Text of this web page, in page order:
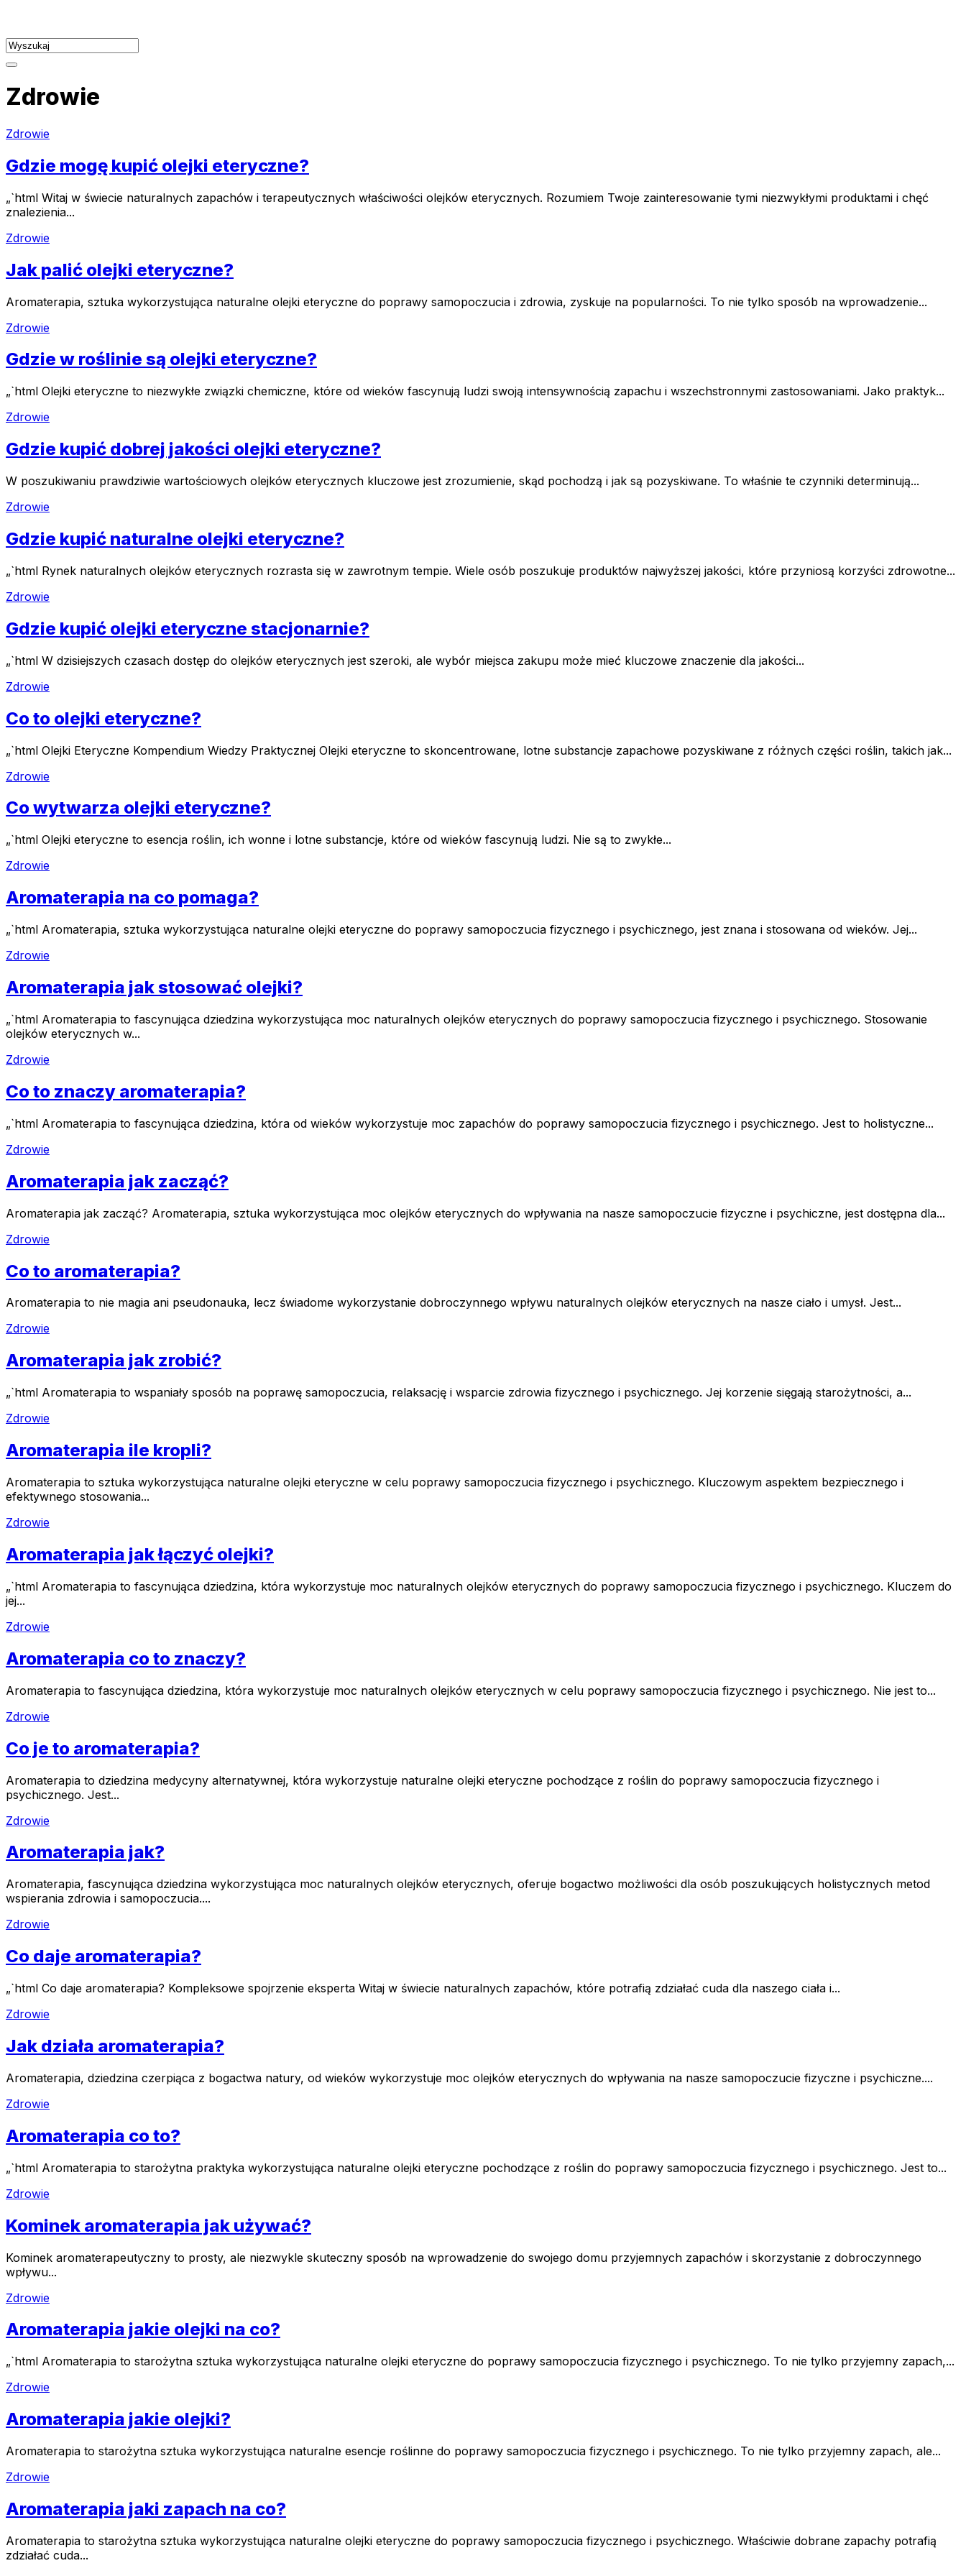
content
Zdrowie
Zdrowie
Gdzie mogę kupić olejki eteryczne?
„`html Witaj w świecie naturalnych zapachów i terapeutycznych właściwości olejków eterycznych. Rozumiem Twoje zainteresowanie tymi niezwykłymi produktami i chęć
znalezienia...
Zdrowie
Jak palić olejki eteryczne?
Aromaterapia, sztuka wykorzystująca naturalne olejki eteryczne do poprawy samopoczucia i zdrowia, zyskuje na popularności. To nie tylko sposób na wprowadzenie...
Zdrowie
Gdzie w roślinie są olejki eteryczne?
„`html Olejki eteryczne to niezwykłe związki chemiczne, które od wieków fascynują ludzi swoją intensywnością zapachu i wszechstronnymi zastosowaniami. Jako praktyk...
Zdrowie
Gdzie kupić dobrej jakości olejki eteryczne?
W poszukiwaniu prawdziwie wartościowych olejków eterycznych kluczowe jest zrozumienie, skąd pochodzą i jak są pozyskiwane. To właśnie te czynniki determinują...
Zdrowie
Gdzie kupić naturalne olejki eteryczne?
„`html Rynek naturalnych olejków eterycznych rozrasta się w zawrotnym tempie. Wiele osób poszukuje produktów najwyższej jakości, które przyniosą korzyści zdrowotne...
Zdrowie
Gdzie kupić olejki eteryczne stacjonarnie?
„`html W dzisiejszych czasach dostęp do olejków eterycznych jest szeroki, ale wybór miejsca zakupu może mieć kluczowe znaczenie dla jakości...
Zdrowie
Co to olejki eteryczne?
„`html Olejki Eteryczne Kompendium Wiedzy Praktycznej Olejki eteryczne to skoncentrowane, lotne substancje zapachowe pozyskiwane z różnych części roślin, takich jak...
Zdrowie
Co wytwarza olejki eteryczne?
„`html Olejki eteryczne to esencja roślin, ich wonne i lotne substancje, które od wieków fascynują ludzi. Nie są to zwykłe...
Zdrowie
Aromaterapia na co pomaga?
„`html Aromaterapia, sztuka wykorzystująca naturalne olejki eteryczne do poprawy samopoczucia fizycznego i psychicznego, jest znana i stosowana od wieków. Jej...
Zdrowie
Aromaterapia jak stosować olejki?
„`html Aromaterapia to fascynująca dziedzina wykorzystująca moc naturalnych olejków eterycznych do poprawy samopoczucia fizycznego i psychicznego. Stosowanie
olejków eterycznych w...
Zdrowie
Co to znaczy aromaterapia?
„`html Aromaterapia to fascynująca dziedzina, która od wieków wykorzystuje moc zapachów do poprawy samopoczucia fizycznego i psychicznego. Jest to holistyczne...
Zdrowie
Aromaterapia jak zacząć?
Aromaterapia jak zacząć? Aromaterapia, sztuka wykorzystująca moc olejków eterycznych do wpływania na nasze samopoczucie fizyczne i psychiczne, jest dostępna dla...
Zdrowie
Co to aromaterapia?
Aromaterapia to nie magia ani pseudonauka, lecz świadome wykorzystanie dobroczynnego wpływu naturalnych olejków eterycznych na nasze ciało i umysł. Jest...
Zdrowie
Aromaterapia jak zrobić?
„`html Aromaterapia to wspaniały sposób na poprawę samopoczucia, relaksację i wsparcie zdrowia fizycznego i psychicznego. Jej korzenie sięgają starożytności, a...
Zdrowie
Aromaterapia ile kropli?
Aromaterapia to sztuka wykorzystująca naturalne olejki eteryczne w celu poprawy samopoczucia fizycznego i psychicznego. Kluczowym aspektem bezpiecznego i
efektywnego stosowania...
Zdrowie
Aromaterapia jak łączyć olejki?
„`html Aromaterapia to fascynująca dziedzina, która wykorzystuje moc naturalnych olejków eterycznych do poprawy samopoczucia fizycznego i psychicznego. Kluczem do
jej...
Zdrowie
Aromaterapia co to znaczy?
Aromaterapia to fascynująca dziedzina, która wykorzystuje moc naturalnych olejków eterycznych w celu poprawy samopoczucia fizycznego i psychicznego. Nie jest to...
Zdrowie
Co je to aromaterapia?
Aromaterapia to dziedzina medycyny alternatywnej, która wykorzystuje naturalne olejki eteryczne pochodzące z roślin do poprawy samopoczucia fizycznego i
psychicznego. Jest...
Zdrowie
Aromaterapia jak?
Aromaterapia, fascynująca dziedzina wykorzystująca moc naturalnych olejków eterycznych, oferuje bogactwo możliwości dla osób poszukujących holistycznych metod
wspierania zdrowia i samopoczucia....
Zdrowie
Co daje aromaterapia?
„`html Co daje aromaterapia? Kompleksowe spojrzenie eksperta Witaj w świecie naturalnych zapachów, które potrafią zdziałać cuda dla naszego ciała i...
Zdrowie
Jak działa aromaterapia?
Aromaterapia, dziedzina czerpiąca z bogactwa natury, od wieków wykorzystuje moc olejków eterycznych do wpływania na nasze samopoczucie fizyczne i psychiczne....
Zdrowie
Aromaterapia co to?
„`html Aromaterapia to starożytna praktyka wykorzystująca naturalne olejki eteryczne pochodzące z roślin do poprawy samopoczucia fizycznego i psychicznego. Jest to...
Zdrowie
Kominek aromaterapia jak używać?
Kominek aromaterapeutyczny to prosty, ale niezwykle skuteczny sposób na wprowadzenie do swojego domu przyjemnych zapachów i skorzystanie z dobroczynnego
wpływu...
Zdrowie
Aromaterapia jakie olejki na co?
„`html Aromaterapia to starożytna sztuka wykorzystująca naturalne olejki eteryczne do poprawy samopoczucia fizycznego i psychicznego. To nie tylko przyjemny zapach,...
Zdrowie
Aromaterapia jakie olejki?
Aromaterapia to starożytna sztuka wykorzystująca naturalne esencje roślinne do poprawy samopoczucia fizycznego i psychicznego. To nie tylko przyjemny zapach, ale...
Zdrowie
Aromaterapia jaki zapach na co?
Aromaterapia to starożytna sztuka wykorzystująca naturalne olejki eteryczne do poprawy samopoczucia fizycznego i psychicznego. Właściwie dobrane zapachy potrafią
zdziałać cuda...